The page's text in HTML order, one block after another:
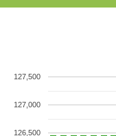
126,500
127,000
127,500